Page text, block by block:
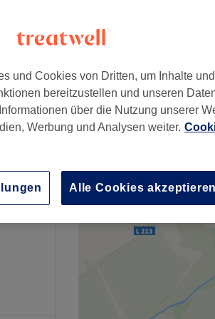
19,90 €
Dann
und Cookies von Dritten, um Inhalte
bereitzustellen und unseren
über die Nutzung unserer
Werbung und Analysen weiter.
Alle Cookies akzeptieren